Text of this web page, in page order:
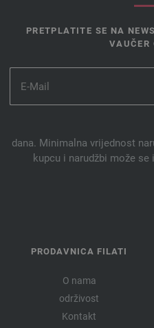
PRETPLATITE SE NA
VAUČER
dana. Minimalna vrijednost
kupcu i narudžbi može
PRODAVNICA FILATI
O nama
održivost
Kontakt